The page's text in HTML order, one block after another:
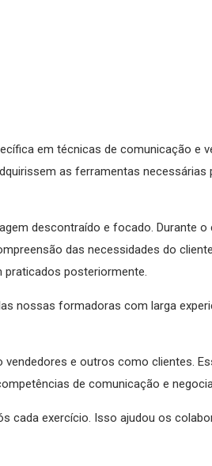
em técnicas de comunicação e
as ferramentas necessárias
descontraído e focado. Durante
das necessidades do
praticados posteriormente.
nossas formadoras com larga
e outros como clientes.
de comunicação e
exercício. Isso ajudou os